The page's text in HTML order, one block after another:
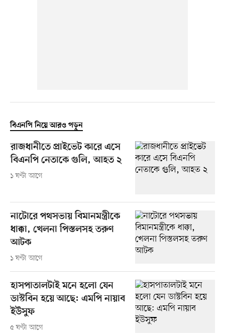
বিএনপি নিয়ে আরও পড়ুন
রাজধানীতে প্রাইভেট কারে এসে
বিএনপি নেতাকে গুলি, আহত ২
১ ঘণ্টা আগে
নাটোরে পথসভায় বিমানমন্ত্রীকে
ধাক্কা, খেলনা পিস্তলসহ তরুণ
আটক
১ ঘণ্টা আগে
হাসপাতালটাই মনে হলো যেন
ডাস্টবিন হয়ে আছে: এমপি নায়াব
ইউসুফ
৫ ঘণ্টা আগে